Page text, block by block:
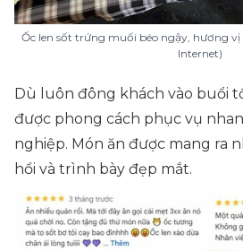
Ốc len sốt trứng muối béo ngậy, hương
Internet)
Dù luôn đông khách vào buổi
được phong cách phục vụ
nghiệp. Món ăn được mang ra
hổi và trình bày đẹp mắt.